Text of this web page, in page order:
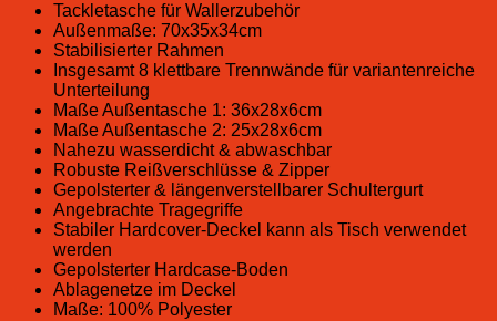
Tackletasche für Wallerzubehör
Außenmaße: 70x35x34cm
Stabilisierter Rahmen
Insgesamt 8 klettbare Trennwände für variantenreiche
Unterteilung
Maße Außentasche 1: 36x28x6cm
Maße Außentasche 2: 25x28x6cm
Nahezu wasserdicht & abwaschbar
Robuste Reißverschlüsse & Zipper
Gepolsterter & längenverstellbarer Schultergurt
Angebrachte Tragegriffe
Stabiler Hardcover-Deckel kann als Tisch verwendet
werden
Gepolsterter Hardcase-Boden
Ablagenetze im Deckel
Maße: 100% Polyester